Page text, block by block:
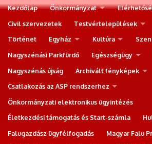
Kezdőlap Önkormányzat
Civil szervezetek
Testvértelepülések
Történet
Egyház Kultúra
Nagyszénási Parkfürdő
Egészségügy
Nagyszénás újság
Archivált fényképek
Csatlakozás az ASP rendszerhez
Önkormányzati elektronikus ügyintézés
Életkezdési támogatás és Start-számla
Falugazdász ügyfélfogadás
Magyar Falu